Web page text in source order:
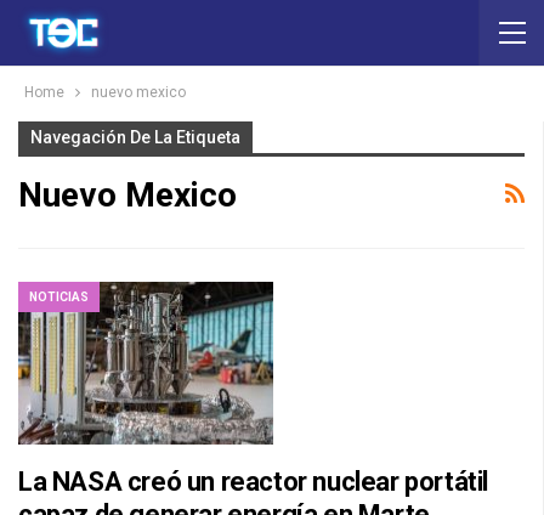
Home nuevo mexico
Navegación De La Etiqueta
Nuevo Mexico
NOTICIAS
La NASA creó un reactor nuclear portátil